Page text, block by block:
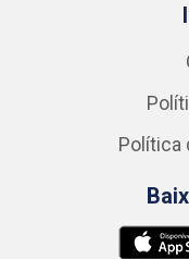
Política